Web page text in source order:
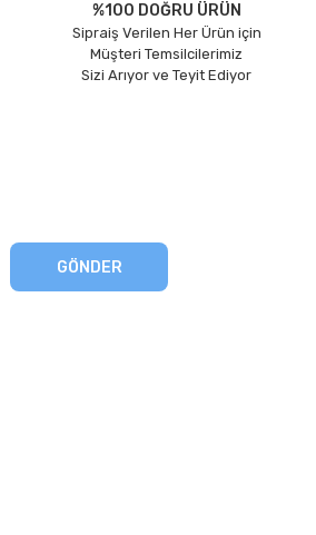
%100 DOĞRU ÜRÜN
Sipraiş Verilen Her Ürün için
Müşteri Temsilcilerimiz
Sizi Arıyor ve Teyit Ediyor
GÖNDER